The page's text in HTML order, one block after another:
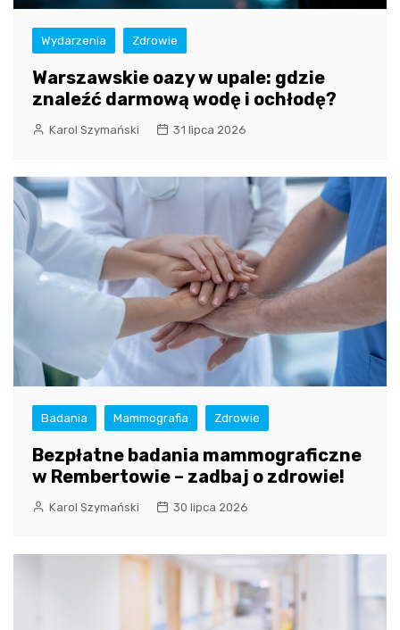
Wydarzenia Zdrowie
Warszawskie oazy w upale: gdzie
znaleźć darmową wodę i ochłodę?
Karol Szymański 31 lipca 2026
Badania Mammografia Zdrowie
Bezpłatne badania mammograficzne
w Rembertowie – zadbaj o zdrowie!
Karol Szymański 30 lipca 2026